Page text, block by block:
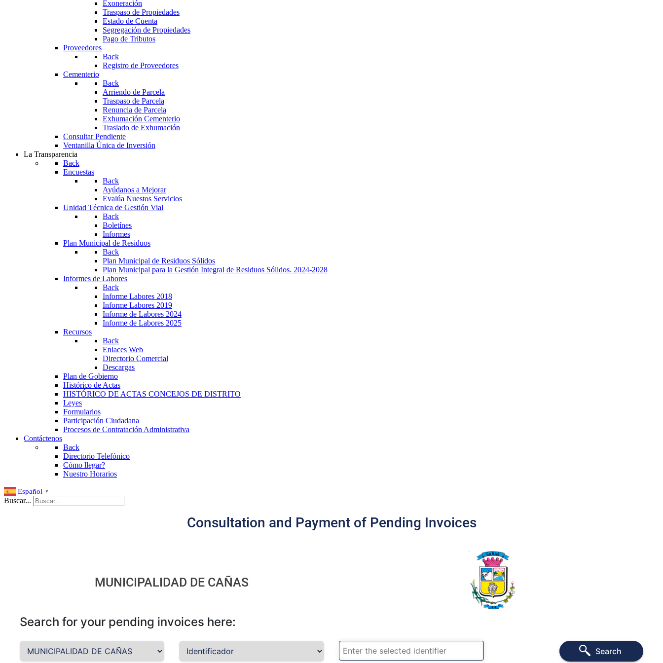
Exoneración
Traspaso de Propiedades
Estado de Cuenta
Segregación de Propiedades
Pago de Tributos
Proveedores
Back
Registro de Proveedores
Cementerio
Back
Arriendo de Parcela
Traspaso de Parcela
Renuncia de Parcela
Exhumación Cementerio
Traslado de Exhumación
Consultar Pendiente
Ventanilla Única de Inversión
La Transparencia
Back
Encuestas
Back
Ayúdanos a Mejorar
Evalúa Nuestos Servicios
Unidad Técnica de Gestión Vial
Back
Boletínes
Informes
Plan Municipal de Residuos
Back
Plan Municipal de Residuos Sólidos
Plan Municipal para la Gestión Integral de Residuos Sólidos. 2024-2028
Informes de Labores
Back
Informe Labores 2018
Informe Labores 2019
Informe de Labores 2024
Informe de Labores 2025
Recursos
Back
Enlaces Web
Directorio Comercial
Descargas
Plan de Gobierno
Histórico de Actas
HISTÓRICO DE ACTAS CONCEJOS DE DISTRITO
Leyes
Formularios
Participación Ciudadana
Procesos de Contratación Administrativa
Contáctenos
Back
Directorio Telefónico
Cómo llegar?
Nuestro Horarios
Español ▼
Buscar...